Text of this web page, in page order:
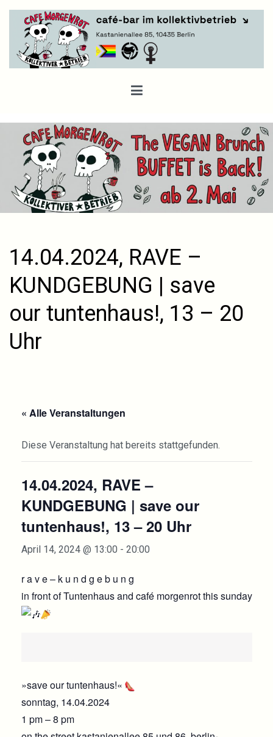
Zum
springen
14.04.2024, RAVE –
KUNDGEBUNG | save
our tuntenhaus!, 13 – 20
Uhr
« Alle Veranstaltungen
Diese Veranstaltung hat bereits stattgefunden.
14.04.2024, RAVE –
KUNDGEBUNG | save our
tuntenhaus!, 13 – 20 Uhr
April 14, 2024 @ 13:00 - 20:00
r a v e – k u n d g e b u n g
in front of Tuntenhaus and café morgenrot this sunday
»save our tuntenhaus!«
sonntag, 14.04.2024
1 pm – 8 pm